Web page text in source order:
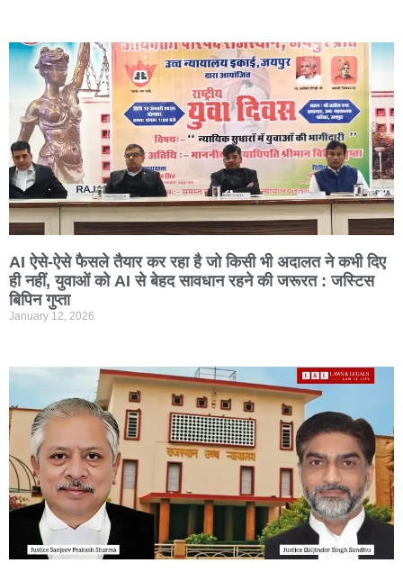
AI ऐसे-ऐसे फैसले तैयार कर रहा है जो किसी भी अदालत ने कभी दिए
ही नहीं, युवाओं को AI से बेहद सावधान रहने की जरूरत : जस्टिस
बिपिन गुप्ता
January 12, 2026